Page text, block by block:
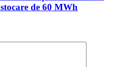
de 60 MWh